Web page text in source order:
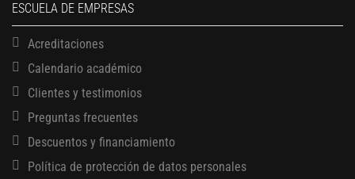
ESCUELA DE EMPRESAS
Acreditaciones
Calendario académico
Clientes y testimonios
Preguntas frecuentes
Descuentos y financiamiento
Política de protección de datos personales
13 AGOSTO, 2026
Finanzas para no financieros
17 AGOSTO, 2026
Gerencia de empresas familiares